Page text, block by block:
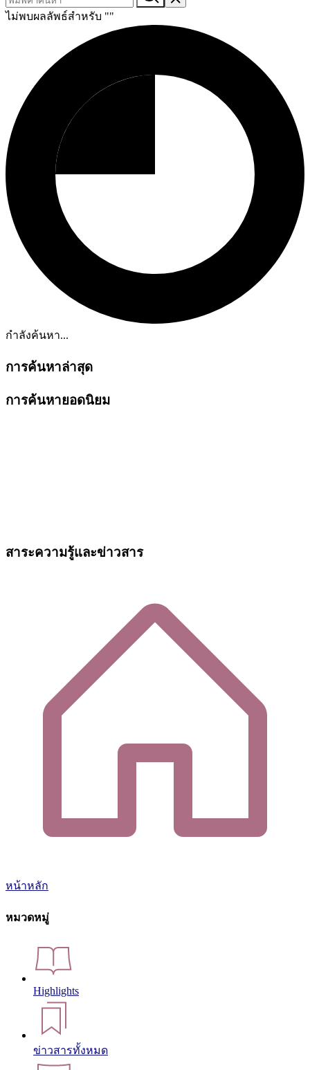
ไม่พบผลลัพธ์สำหรับ ""
กำลังค้นหา...
การค้นหาล่าสุด
การค้นหายอดนิยม
สาระความรู้และข่าวสาร
หน้าหลัก
หมวดหมู่
Highlights
ข่าวสารทั้งหมด